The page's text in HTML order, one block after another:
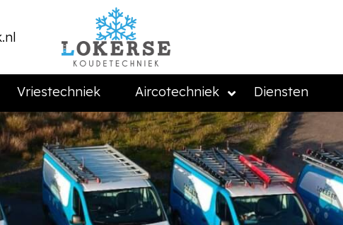
Vriestechniek Aircotechniek Diensten